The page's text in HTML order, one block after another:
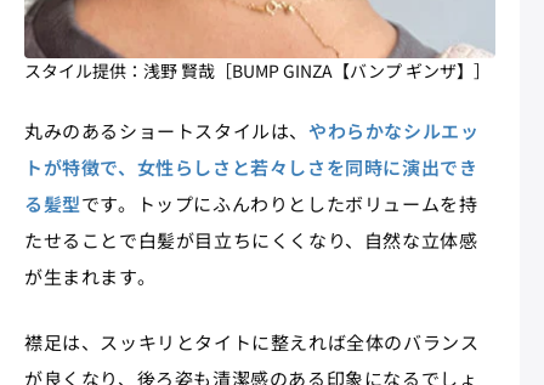
スタイル提供：浅野 賢哉［BUMP GINZA【バンプ ギンザ】］
丸みのあるショートスタイルは、 やわらかなシルエッ
トが特徴で、女性らしさと若々しさを同時に演出でき
る髪型です。トップにふんわりとしたボリュームを持
たせることで白髪が目立ちにくくなり、自然な立体感
が生まれます。
襟足は、スッキリとタイトに整えれば全体のバランス
が良くなり、後ろ姿も清潔感のある印象になるでしょ